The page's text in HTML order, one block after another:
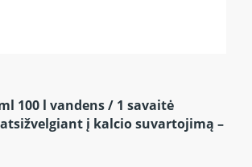
100 l vandens / 1 savaitė
į kalcio suvartojimą –